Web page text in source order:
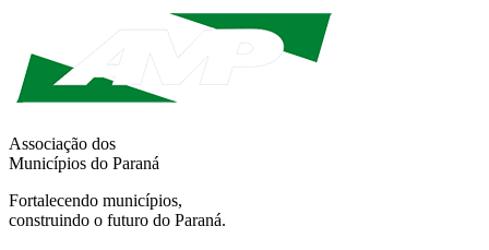
Associação dos
Municípios do Paraná
Fortalecendo municípios,
construindo o futuro do Paraná.